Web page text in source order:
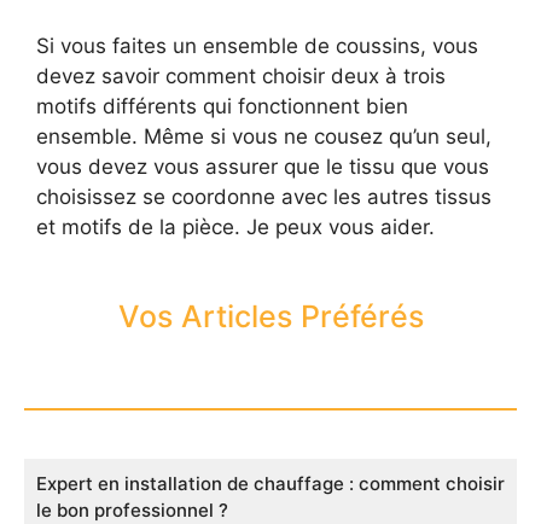
Si vous faites un ensemble de coussins, vous
devez savoir comment choisir deux à trois
motifs différents qui fonctionnent bien
ensemble. Même si vous ne cousez qu’un seul,
vous devez vous assurer que le tissu que vous
choisissez se coordonne avec les autres tissus
et motifs de la pièce. Je peux vous aider.
Vos Articles Préférés
Expert en installation de chauffage : comment choisir
le bon professionnel ?